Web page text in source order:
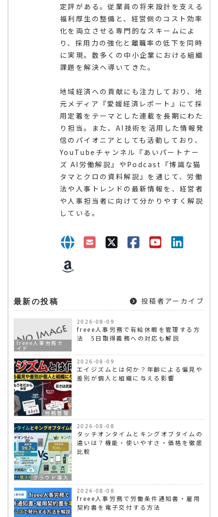
定評がある。従業員の将来設計を支える
福利厚生の整備と、経営側のコスト効率
化を両立させる専門的なスキームによ
り、採用力の強化と離職率の低下を同時
に実現。数多くの中小企業における組織
課題を解決へ導いてきた。
地域経済への貢献にも注力しており、地
元メディア『愛媛経済レポート』にて採
用定着をテーマとした連載を長期にわた
り担当。また、AI技術を活用した情報発
信のパイオニアとしても活動しており、
YouTubeチャンネル『あいパートナー
ズ AI労働解説』やPodcast『博識な猫
タマとクロの資料解説』を通じて、労働
法や人事トレンドの最新情報を、経営者
や人事担当者に向けて分かりやすく解説
している。
最新の投稿 投稿者アーカイブ
freee人事労務ガ
イド
2026-08-09
freee人事労務で有給休暇を管理する方
法 5日取得義務への対応も解説
労務管理
2026-08-09
エイジズムとは何か？年齢による偏見や
差別が個人と組織に与える影響
クラウド導入
2026-08-08
タッチオンタイムとキングオブタイムの
違いは？機能・使いやすさ・価格を徹底
比較
2026-08-08
freee人事労務で労働条件通知書・雇用
契約書を電子交付する方法